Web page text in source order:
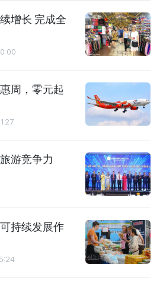
增长 完成全
周，零元起
游竞争力
持续发展作